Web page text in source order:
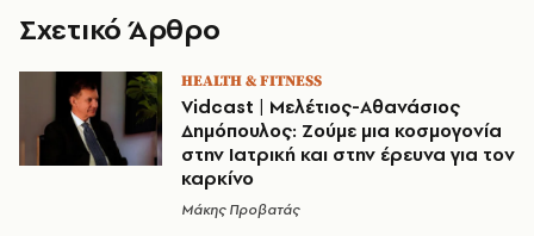
Σχετικό Άρθρο
HEALTH & FITNESS
Vidcast | Μελέτιος-Αθανάσιος
Δημόπουλος: Ζούμε μια κοσμογονία
στην Ιατρική και στην έρευνα για τον
καρκίνο
Μάκης Προβατάς